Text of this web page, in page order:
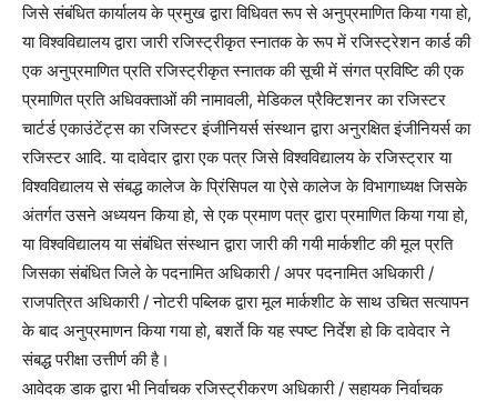
जिसे संबंधित कार्यालय के प्रमुख द्वारा विधिवत रूप से अनुप्रमाणित किया गया हो,
या विश्वविद्यालय द्वारा जारी रजिस्ट्रीकृत स्नातक के रूप में रजिस्ट्रेशन कार्ड की
एक अनुप्रमाणित प्रति रजिस्ट्रीकृत स्नातक की सूची में संगत प्रविष्टि की एक
प्रमाणित प्रति अधिवक्ताओं की नामावली, मेडिकल प्रैक्टिशनर का रजिस्टर
चार्टर्ड एकाउंटेंट्स का रजिस्टर इंजीनियर्स संस्थान द्वारा अनुरक्षित इंजीनियर्स का
रजिस्टर आदि. या दावेदार द्वारा एक पत्र जिसे विश्वविद्यालय के रजिस्ट्रार या
विश्वविद्यालय से संबद्ध कालेज के प्रिंसिपल या ऐसे कालेज के विभागाध्यक्ष जिसके
अंतर्गत उसने अध्ययन किया हो, से एक प्रमाण पत्र द्वारा प्रमाणित किया गया हो,
या विश्वविद्यालय या संबंधित संस्थान द्वारा जारी की गयी मार्कशीट की मूल प्रति
जिसका संबंधित जिले के पदनामित अधिकारी / अपर पदनामित अधिकारी /
राजपत्रित अधिकारी / नोटरी पब्लिक द्वारा मूल मार्कशीट के साथ उचित सत्यापन
के बाद अनुप्रमाणन किया गया हो, बशर्ते कि यह स्पष्ट निर्देश हो कि दावेदार ने
संबद्ध परीक्षा उत्तीर्ण की है।
आवेदक डाक द्वारा भी निर्वाचक रजिस्ट्रीकरण अधिकारी / सहायक निर्वाचक